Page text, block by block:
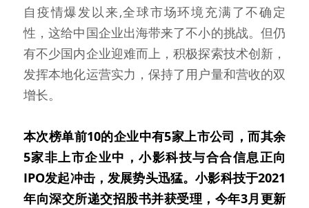
自疫情爆发以来,全球市场环境充满了不确定
性，这给中国企业出海带来了不小的挑战。但仍
有不少国内企业迎难而上，积极探索技术创新，
发挥本地化运营实力，保持了用户量和营收的双
增长。
本次榜单前10的企业中有5家上市公司，而其余
5家非上市企业中，小影科技与合合信息正向
IPO发起冲击，发展势头迅猛。小影科技于2021
年向深交所递交招股书并获受理，今年3月更新